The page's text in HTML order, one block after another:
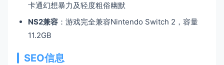
卡通幻想暴力及轻度粗俗幽默
NS2兼容 ：游戏完全兼容Nintendo Switch 2，容量
11.2GB
SEO信息